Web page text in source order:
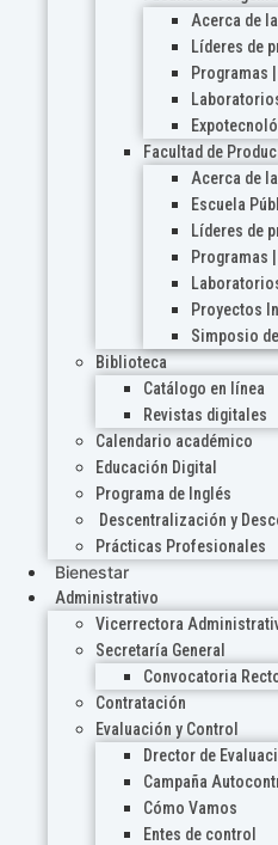
Acerca de
Líderes de
Programas
Facultad de
Acerca de
Escuela
Líderes de
Programas
Proyectos
Simposio
Biblioteca
Catálogo en línea
Revistas digitales
Calendario académico
Educación Digital
Programa de Inglés
Descentralización y
Prácticas Profesionales
Bienestar
Administrativo
Vicerrectora
Secretaría General
Convocatoria
Contratación
Evaluación y Control
Drector de
Campaña
Cómo Vamos
Entes de control